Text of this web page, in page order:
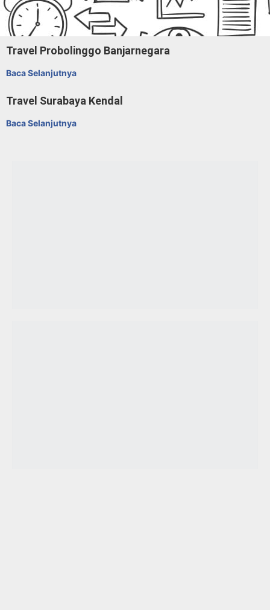
Travel Probolinggo Banjarnegara
Baca Selanjutnya
Travel Surabaya Kendal
Baca Selanjutnya